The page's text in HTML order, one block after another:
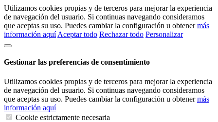
Utilizamos cookies propias y de terceros para mejorar la experiencia
de navegación del usuario. Si continuas navegando consideramos
que aceptas su uso. Puedes cambiar la configuración u obtenermás
información aquí Aceptar todo Rechazar todo Personalizar
Gestionar las preferencias de consentimiento
Utilizamos cookies propias y de terceros para mejorar la experiencia
de navegación del usuario. Si continuas navegando consideramos
que aceptas su uso. Puedes cambiar la configuración u obtenermás
información aquí
Cookie estrictamente necesaria